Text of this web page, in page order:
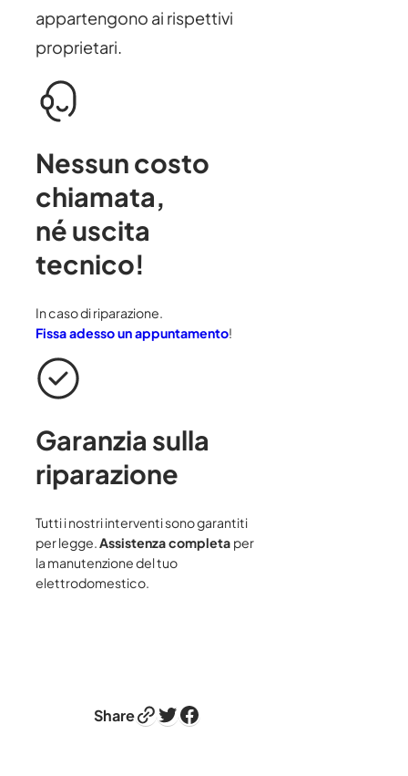
appartengono ai rispettivi
proprietari.
Nessun costo
chiamata,
né uscita
tecnico!
In caso di riparazione.
Fissa adesso un appuntamento!
Garanzia sulla
riparazione
Tutti i nostri interventi sono garantiti
per legge.Assistenza completa per
la manutenzione del tuo
elettrodomestico.
ShareLink Twitter Facebook